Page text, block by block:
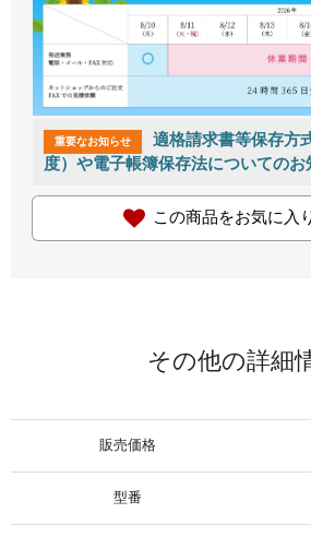
重要なお知らせ
適格請求書等保存方
度）や電子帳簿保存法についてのお
この商品をお気に入
その他の詳細
販売価格
型番